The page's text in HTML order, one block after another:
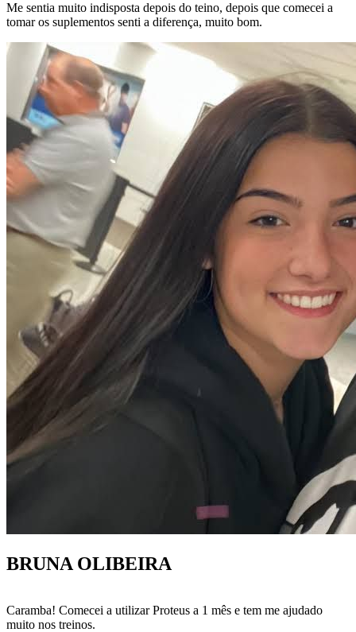
Me sentia muito indisposta depois do teino, depois que comecei a
tomar os suplementos senti a diferença, muito bom.
BRUNA OLIBEIRA
Caramba! Comecei a utilizar Proteus a 1 mês e tem me ajudado
muito nos treinos.